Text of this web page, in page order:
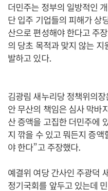
더민주는 정부의 일방적인
단 입주 기업들의 피해가 상
산으로 편성해야 한다고 주
의 당초 목적과 맞지 않는
발하고 있다.
김광림 새누리당 정책위의
안 무산의 책임은 심사 막바
산 증액을 고집한 더민주에
지 깎을 수 있고 뭐든지 증
야 한다”고 주장했다.
예결위 여당 간사인 주광덕
정기국회를 앞두고 있는데